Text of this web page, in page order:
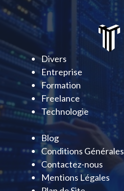
Divers
Entreprise
Formation
Freelance
Technologie
Blog
Conditions Générales
Contactez-nous
Mentions Légales